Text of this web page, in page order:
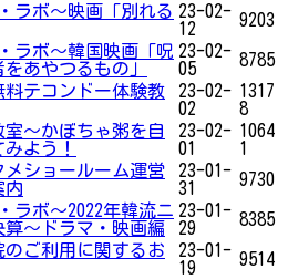
ラボ～映画「別れる 23-02-
12
9203
ラボ～韓国映画「呪
あやつるもの」
23-02-
05
8785
料テコンドー体験教
23-02-
02
1317
8
室〜かぼちゃ粥を自
よう！
23-02-
01
1064
1
メショールーム運営
内
23-01-
31
9730
ラボ～2022年韓流ニ
算～ドラマ・映画編
23-01-
29
8385
のご利用に関するお
23-01-
19
9514